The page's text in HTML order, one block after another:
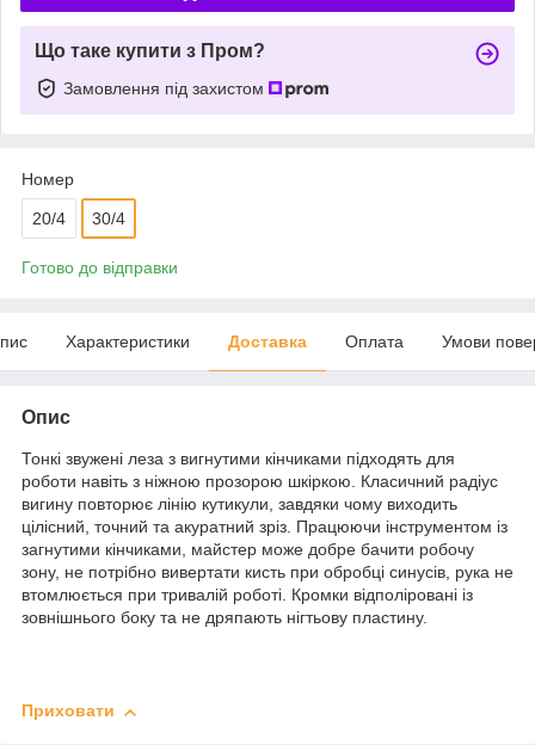
Що таке купити з Пром?
Замовлення під захистом
Номер
20/4 30/4
Готово до відправки
Характеристики Доставка Оплата Умови
Опис
Тонкі звужені леза з вигнутими кінчиками підходять для
роботи навіть з ніжною прозорою шкіркою. Класичний радіус
вигину повторює лінію кутикули, завдяки чому виходить
цілісний, точний та акуратний зріз. Працюючи інструментом із
загнутими кінчиками, майстер може добре бачити робочу
зону, не потрібно вивертати кисть при обробці синусів, рука не
втомлюється при тривалій роботі. Кромки відполіровані із
зовнішнього боку та не дряпають нігтьову пластину.
Приховати